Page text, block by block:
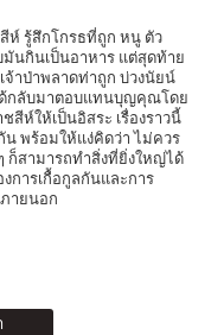
ห์ รู้สึกโกรธที่ถูก หนู ตัว
นกินเป็นอาหาร แต่สุดท้าย
าป่าพลาดท่าถูก บ่วงนัยน์
กลับมาตอบแทนบุญคุณโดย
ห์ให้เป็นอิสระ เรื่องราวนี้
น พร้อมให้แง่คิดว่า ไม่ควร
ก็สามารถทำสิ่งที่ยิ่งใหญ่ได้
การเกื้อกูลกันและการ
ายนอก